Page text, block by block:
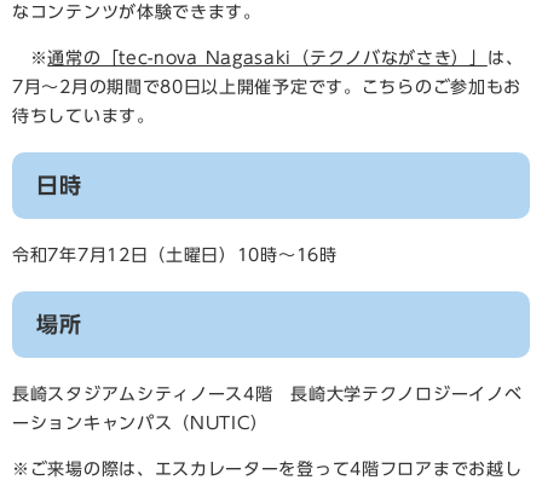
なコンテンツが体験できます。
※通常の「tec-nova Nagasaki（テクノバながさき）」 は、
7月～2月の期間で80日以上開催予定です。こちらのご参加もお
待ちしています。
日時
令和7年7月12日（土曜日）10時～16時
場所
長崎スタジアムシティノース4階 長崎大学テクノロジーイノベ
ーションキャンパス（NUTIC）
※ご来場の際は、エスカレーターを登って4階フロアまでお越し